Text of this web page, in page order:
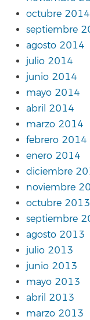
octubre 2014
septiembre
agosto 2014
julio 2014
junio 2014
mayo 2014
abril 2014
marzo 2014
febrero 2014
enero 2014
diciembre
noviembre
octubre 2013
septiembre
agosto 2013
julio 2013
junio 2013
mayo 2013
abril 2013
marzo 2013